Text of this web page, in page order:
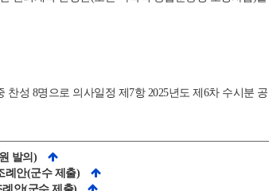
성 8명으로 의사일정 제7항 2025년도 제6차 수시분
발의)
례안(군수 제출)